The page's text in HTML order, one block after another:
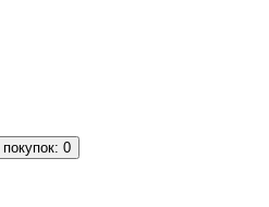
покупок: 0